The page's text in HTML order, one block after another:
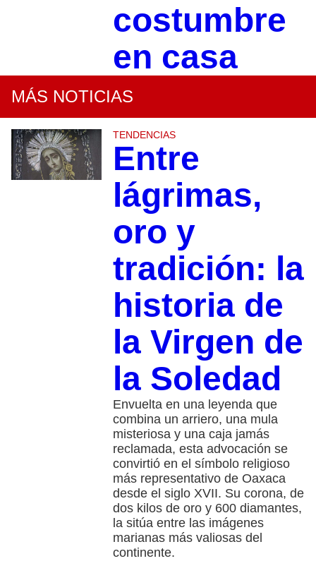
costumbre
en casa
MÁS NOTICIAS
TENDENCIAS
Entre
lágrimas,
oro y
tradición: la
historia de
la Virgen de
la Soledad
Envuelta en una leyenda que
combina un arriero, una mula
misteriosa y una caja jamás
reclamada, esta advocación se
convirtió en el símbolo religioso
más representativo de Oaxaca
desde el siglo XVII. Su corona, de
dos kilos de oro y 600 diamantes,
la sitúa entre las imágenes
marianas más valiosas del
continente.